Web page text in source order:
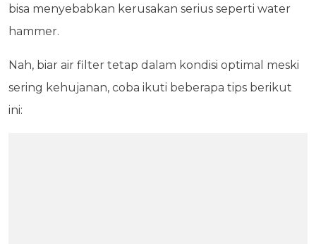
bisa menyebabkan kerusakan serius seperti water
hammer.
Nah, biar air filter tetap dalam kondisi optimal meski
sering kehujanan, coba ikuti beberapa tips berikut
ini: